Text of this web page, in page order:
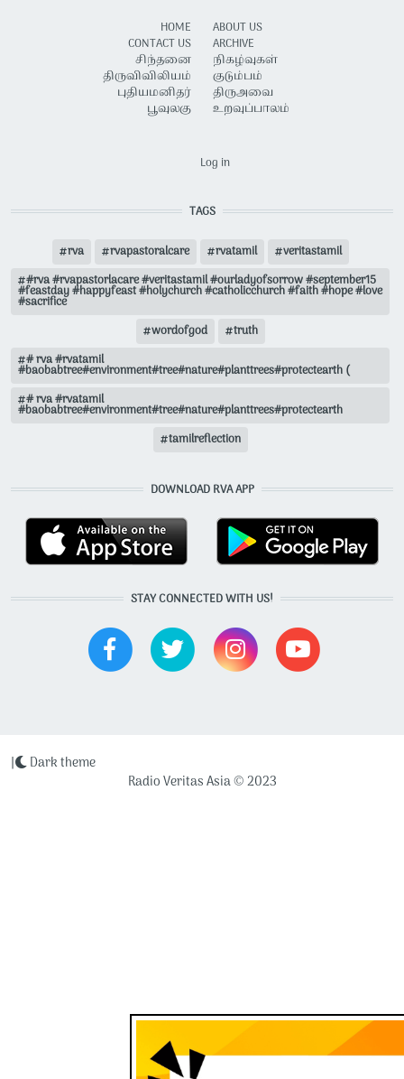
HOME
CONTACT US
சிந்தனை
திருவிவிலியம்
புதியமனிதர்
பூவுலகு
ABOUT US
ARCHIVE
நிகழ்வுகள்
குடும்பம்
திருஅவை
உறவுப்பாலம்
Log in
TAGS
rva rvapastoralcare rvatamil
veritastamil
#rva #rvapastorlacare #veritastamil #ourladyofsorrow #september15
#feastday #happyfeast #holychurch #catholicchurch #faith #hope #love
#sacrifice
wordofgod
truth
# rva #rvatamil
#baobabtree#environment#tree#nature#planttrees#protectearth (
# rva #rvatamil
#baobabtree#environment#tree#nature#planttrees#protectearth
tamilreflection
DOWNLOAD RVA APP
STAY CONNECTED WITH US!
Radio Veritas Asia © 2023
| Dark theme